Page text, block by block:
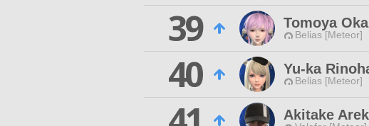
39
Tomoya
Belias [Meteor]
40
Yu-ka
Belias [Meteor]
Akitake